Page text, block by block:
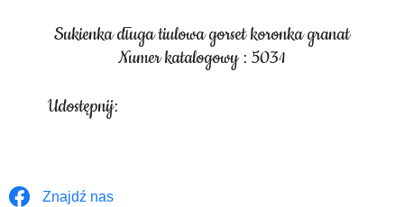
Sukienka długa tiulowa gorset koronka granat
Numer katalogowy : 5031
Udostępnij:
Znajdź nas